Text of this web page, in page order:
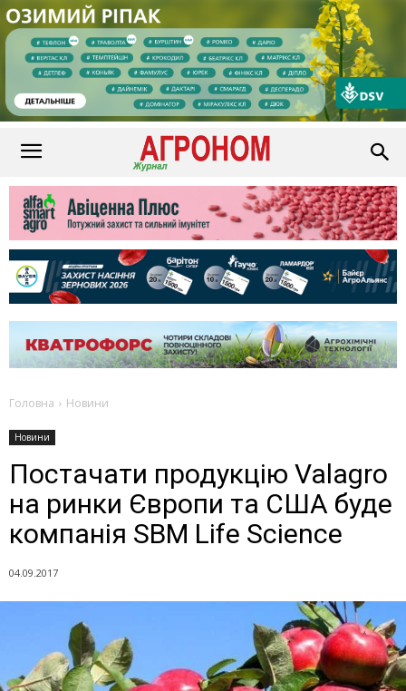
Головна Новини
Новини
Постачати продукцію Valagro
на ринки Європи та США буде
компанія SBM Life Science
04.09.2017